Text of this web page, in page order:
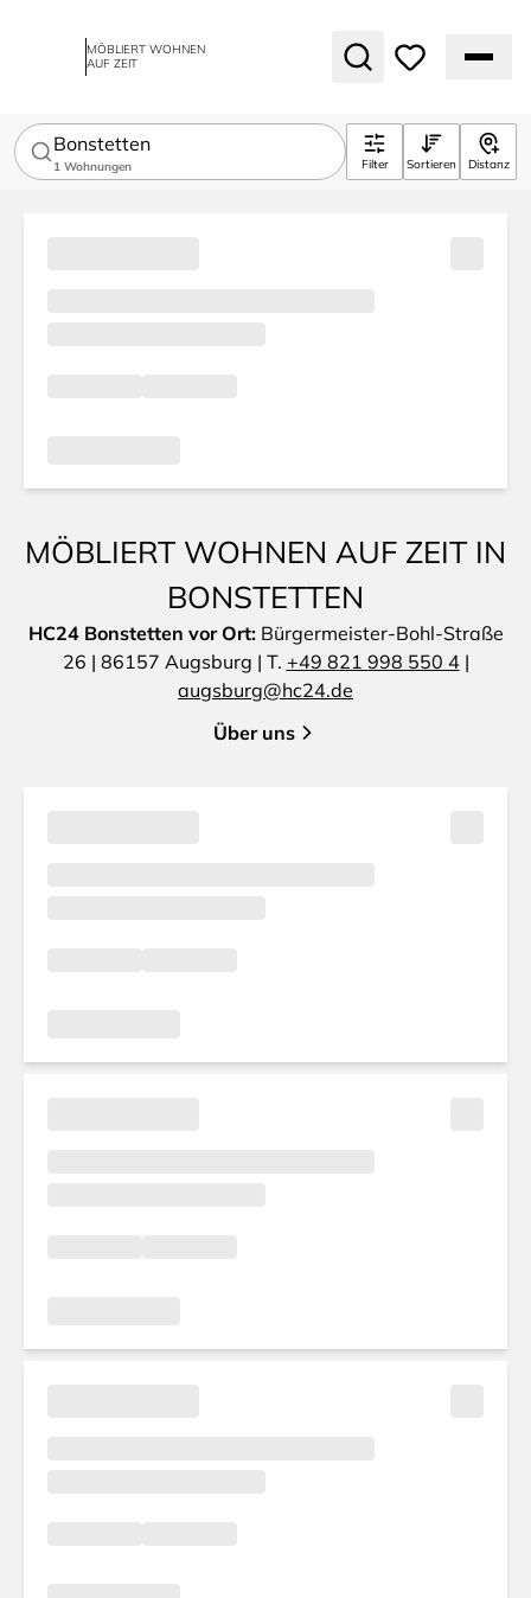
MÖBLIERT WOHNEN
AUF ZEIT
Bonstetten
1 Wohnungen Filter Sortieren Distanz
MÖBLIERT WOHNEN AUF ZEIT IN
BONSTETTEN
HC24 Bonstetten vor Ort: Bürgermeister-Bohl-Straße
26 | 86157 Augsburg | T. +49 821 998 550 4|
augsburg@hc24.de
Über uns